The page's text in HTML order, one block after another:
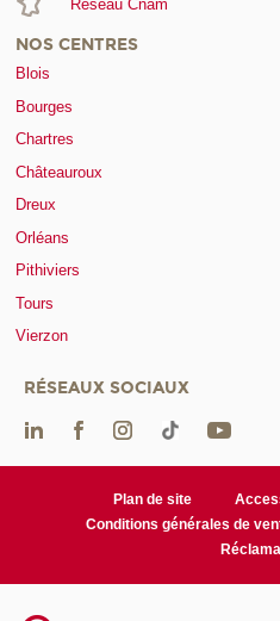
Réseau Cnam
NOS CENTRES
Blois
Bourges
Chartres
Châteauroux
Dreux
Orléans
Pithiviers
Tours
Vierzon
RÉSEAUX SOCIAUX
Plan de site
Conditions générales de